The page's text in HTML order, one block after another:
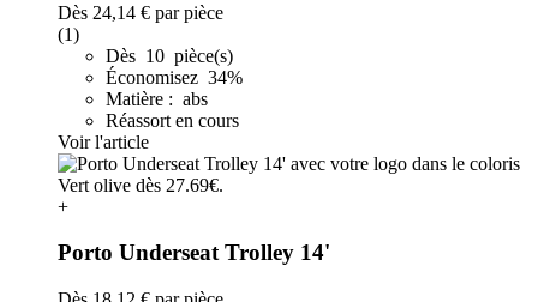
Dès 24,14 € par pièce
(1)
Dès 10 pièce(s)
Économisez 34%
Matière : abs
Réassort en cours
Voir l'article
+
Porto Underseat Trolley 14'